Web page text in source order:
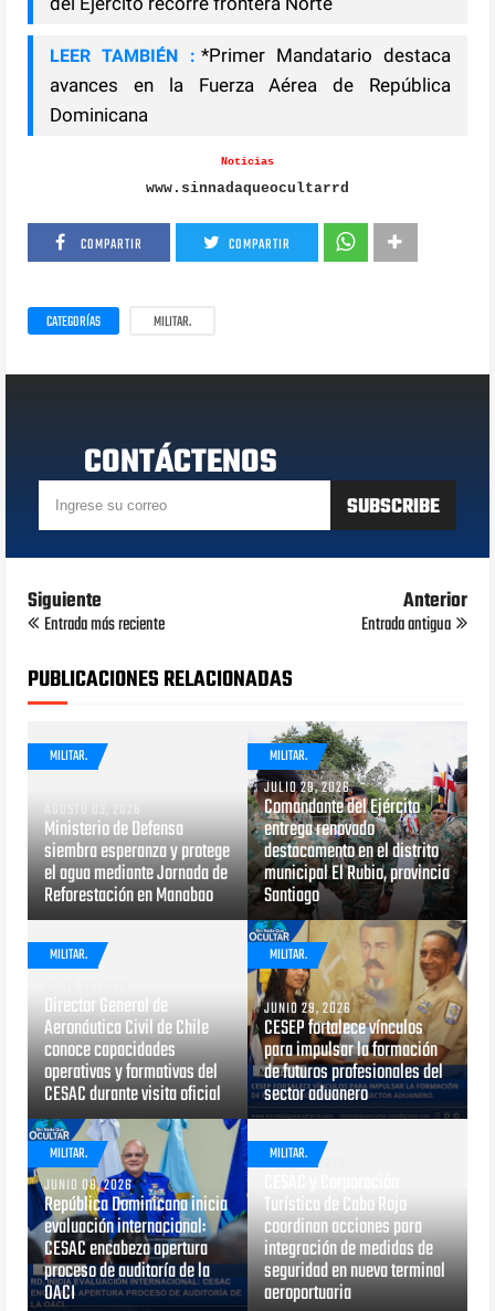
LEER TAMBIÉN : *Primer Mandatario destaca
avances en la Fuerza Aérea de República
Dominicana
Noticias
www.sinnadaqueocultarrd
COMPARTIR COMPARTIR
CATEGORÍAS MILITAR.
CONTÁCTENOS
Siguiente
Entrada más reciente
Anterior
Entrada antigua
PUBLICACIONES RELACIONADAS
MILITAR.
AGOSTO 03, 2026
Ministerio de Defensa
siembra esperanza y protege
el agua mediante Jornada de
Reforestación en Manabao
MILITAR.
JULIO 29, 2026
Comandante del Ejército
entrega renovado
destacamento en el distrito
municipal El Rubio, provincia
Santiago
MILITAR.
Director General de
Aeronáutica Civil de Chile
conoce capacidades
operativas y formativas del
CESAC durante visita oficial
MILITAR.
JUNIO 29, 2026
CESEP fortalece vínculos
para impulsar la formación
de futuros profesionales del
sector aduanero
MILITAR.
JUNIO 08, 2026
República Dominicana inicia
evaluación internacional:
CESAC encabeza apertura
proceso de auditoría de la
OACI
MILITAR.
MAYO 13, 2026
Turística de Cabo Rojo
coordinan acciones para
integración de medidas de
seguridad en nueva terminal
aeroportuaria